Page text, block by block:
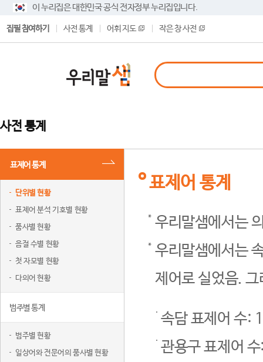
이 누리집은 대한민국 공식 전자정부 누리집입니다.
집필 참여하기 사전 통계 어휘 지도 작은 창 사전
사전 통계
표제어 통계
단위별 현황
표제어 분석 기호별 현황
품사별 현황
음절 수별 현황
첫 자모별 현황
다의어 현황
범주별 통계
범주별 현황
일상어와 전문어의 품사별 현황
표제어 통계
우리말샘에서는
우리말샘에서는
제어로 실었음.
속담 표제어 수:
관용구 표제어